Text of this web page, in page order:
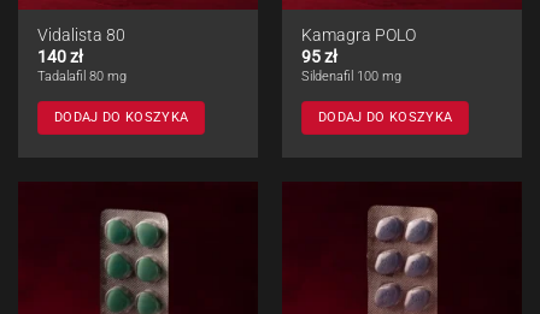
Vidalista 80
140zł
Tadalafil 80 mg
DODAJ DO KOSZYKA
Kamagra POLO
95zł
Sildenafil 100 mg
DODAJ DO KOSZYKA